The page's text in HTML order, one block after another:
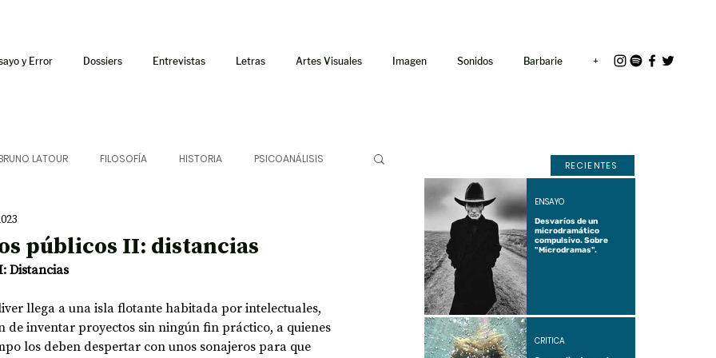
y Error Dossiers Entrevistas Letras Artes Visuales Imagen Sonidos Barbarie +
LATOUR FILOSOFÍA HISTORIA PSICOANÁLISIS
AFUERISMOS POESÍA ENSAYO
públicos II: distancias
Distancias
de inventar proyectos sin ningún fin práctico, a quienes
los deben despertar con unos sonajeros para que
RECIENTES
Desvaríos de un
microdramático
compulsivo. Sobre
"Microdramas".
ENSAYO
CRÍTICA